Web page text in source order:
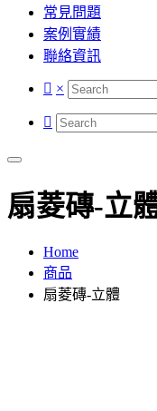
常見問題
案例實績
聯絡資訊
×
扇菱磚-立
Home
商品
扇菱磚-立體